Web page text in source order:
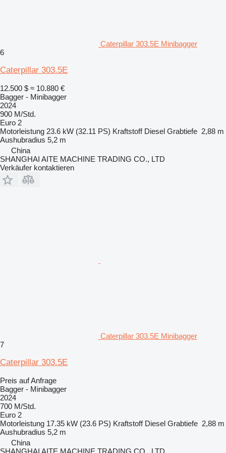
Caterpillar 303.5E Minibagger
6
Caterpillar 303.5E
12.500 $ ≈ 10.880 €
Bagger - Minibagger
2024
900 M/Std.
Euro 2
Motorleistung 23.6 kW (32.11 PS) Kraftstoff Diesel Grabtiefe 2,88 m
Aushubradius 5,2 m
China
SHANGHAI AITE MACHINE TRADING CO., LTD
Verkäufer kontaktieren
Caterpillar 303.5E Minibagger
7
Caterpillar 303.5E
Preis auf Anfrage
Bagger - Minibagger
2024
700 M/Std.
Euro 2
Motorleistung 17.35 kW (23.6 PS) Kraftstoff Diesel Grabtiefe 2,88 m
Aushubradius 5,2 m
China
SHANGHAI AITE MACHINE TRADING CO., LTD